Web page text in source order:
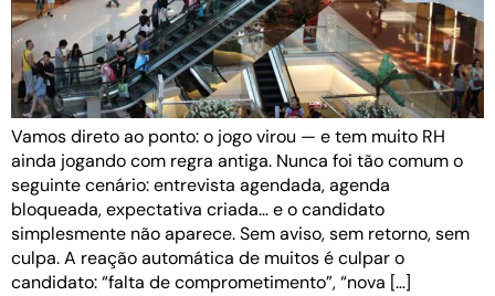
Vamos direto ao ponto: o jogo virou — e tem muito RH
ainda jogando com regra antiga. Nunca foi tão comum o
seguinte cenário: entrevista agendada, agenda
bloqueada, expectativa criada… e o candidato
simplesmente não aparece. Sem aviso, sem retorno, sem
culpa. A reação automática de muitos é culpar o
candidato: “falta de comprometimento”, “nova […]